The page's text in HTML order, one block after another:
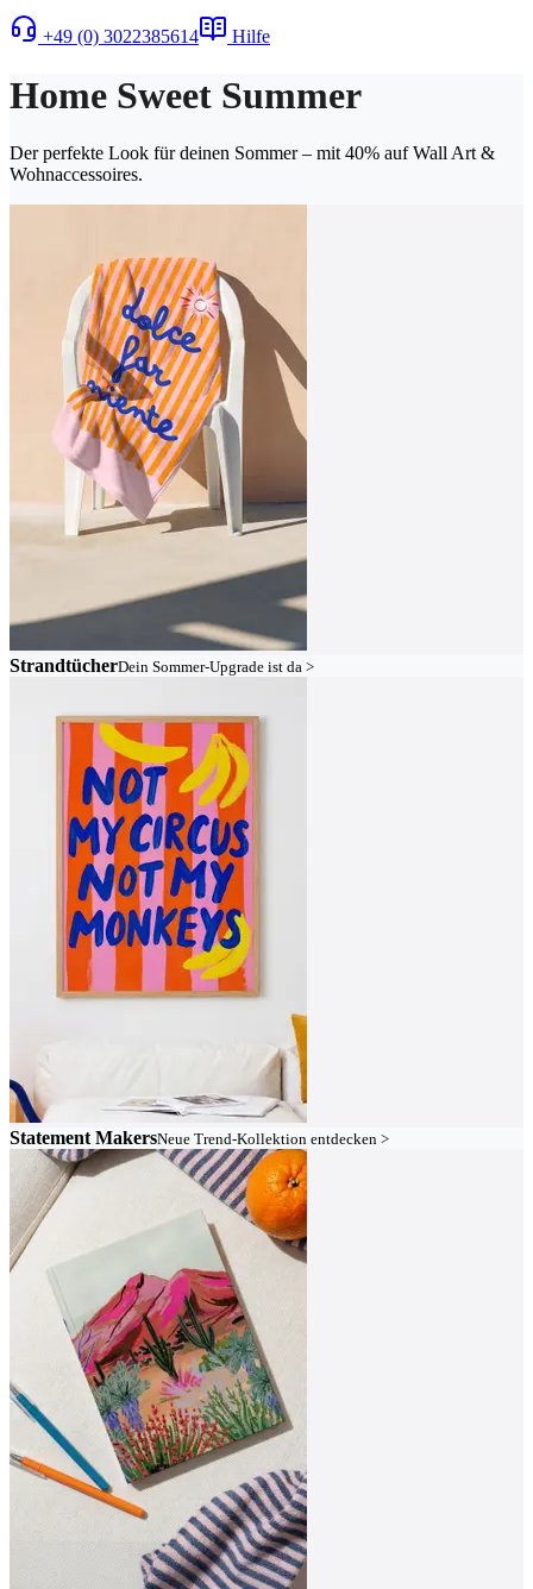
+49 (0) 3022385614 Hilfe
Home Sweet Summer
Der perfekte Look für deinen Sommer – mit 40% auf Wall Art &
Wohnaccessoires.
StrandtücherDein Sommer-Upgrade ist da >
Statement MakersNeue Trend-Kollektion entdecken >